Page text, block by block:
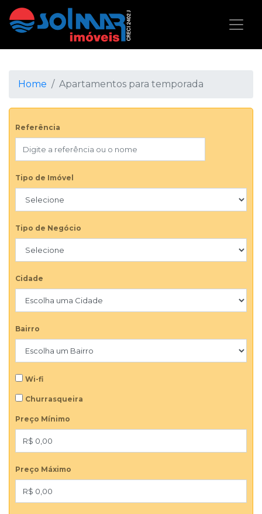
Home Apartamentos para temporada
Referência
Tipo de Imóvel
Tipo de Negócio
Cidade
Bairro
Wi-fi
Churrasqueira
Preço Mínimo
Preço Máximo